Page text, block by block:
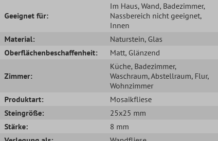
Geeignet für:
Im Haus, Wand, Badezimmer,
Nassbereich nicht geeignet,
Innen
Material:
Naturstein, Glas
Oberflächenbeschaffenheit:
Matt, Glänzend
Zimmer:
Küche, Badezimmer,
Waschraum, Abstellraum, Flur,
Wohnzimmer
Produktart:
Mosaikfliese
Steingröße:
25x25 mm
Stärke:
8 mm